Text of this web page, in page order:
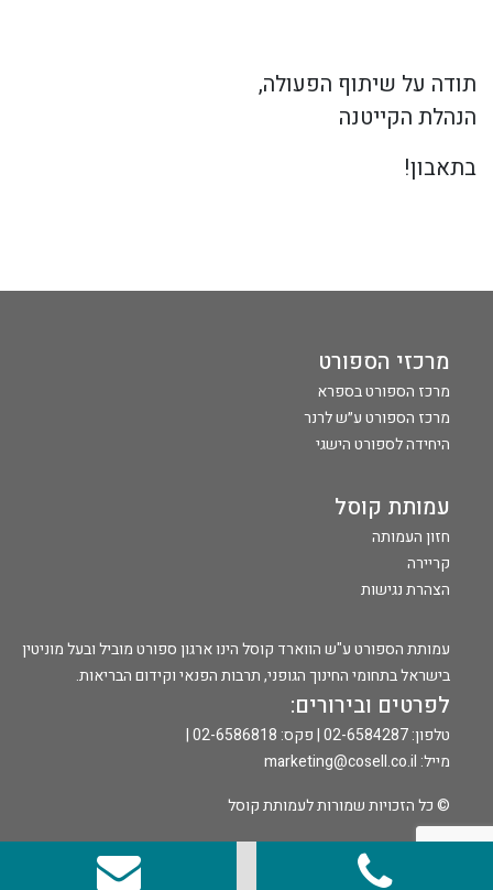
תודה על שיתוף הפעולה,
הנהלת הקייטנה
בתאבון!
מרכזי הספורט
מרכז הספורט בספרא
מרכז הספורט ע״ש לרנר
היחידה לספורט הישגי
עמותת קוסל
חזון העמותה
קריירה
הצהרת נגישות
עמותת הספורט ע"ש הווארד קוסל הינו ארגון ספורט מוביל ובעל מוניטין
בישראל בתחומי החינוך הגופני, תרבות הפנאי וקידום הבריאות.
לפרטים ובירורים:
טלפון: 02-6584287 | פקס: 02-6586818 |
מייל: marketing@cosell.co.il
© כל הזכויות שמורות לעמותת קוסל